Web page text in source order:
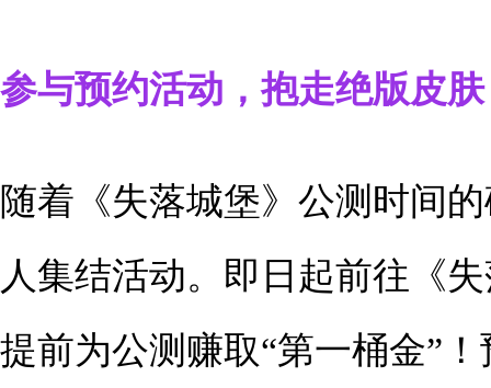
参与预约活动，抱走绝版皮肤
随着《失落城堡》公测时间
人集结活动。即日起前往《
提前为公测赚取“第一桶金”